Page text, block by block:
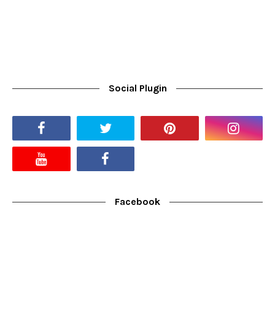
Social Plugin
Facebook